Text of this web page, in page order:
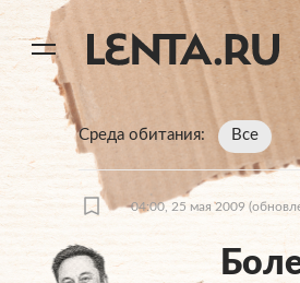
Среда обитания Все
04:00, 25 мая 2009